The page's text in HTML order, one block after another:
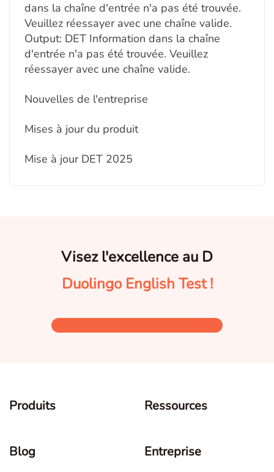
dans la chaîne d'entrée n'a pas été trouvée.
Veuillez réessayer avec une chaîne valide.
Output: DET Information dans la chaîne
d'entrée n'a pas été trouvée. Veuillez
réessayer avec une chaîne valide.
Nouvelles de l'entreprise
Mises à jour du produit
Mise à jour DET 2025
Visez l'excellence au D
Duolingo English Test !
Produits Ressources
Blog Entreprise